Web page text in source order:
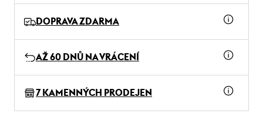
DOPRAVA ZDARMA
AŽ 60 DNŮ NA VRÁCENÍ
7 KAMENNÝCH PRODEJEN